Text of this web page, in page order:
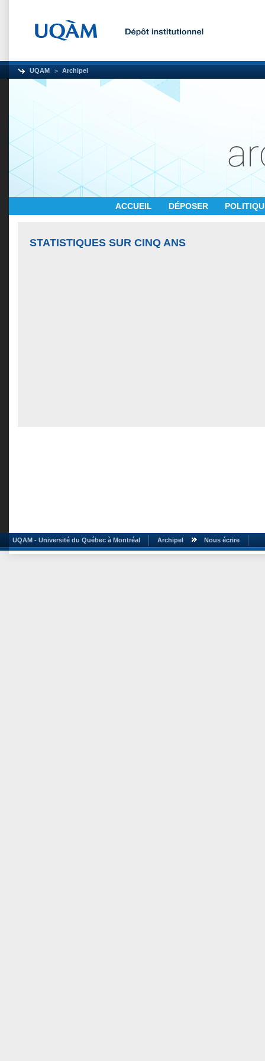
UQAM Archipel
ACCUEIL DÉPOSER
STATISTIQUES SUR CINQ ANS
UQAM - Université du Québec à Montréal Archipel Nous écrire